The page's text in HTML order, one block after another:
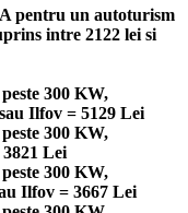
pentru un autoturism
intre 2122 lei si
300 KW,
Ilfov = 5129 Lei
300 KW,
Lei
300 KW,
Ilfov = 3667 Lei